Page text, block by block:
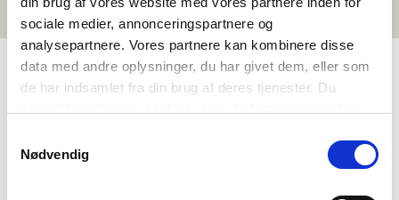
sociale medier, annonceringspartnere og
analysepartnere. Vores partnere kan kombinere disse
data med andre oplysninger, du har givet dem, eller som
de har indsamlet fra din brug af deres tjenester. Du
Nødvendig
Dokumenttielokuva